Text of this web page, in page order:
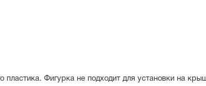
пластика. Фигурка не подходит для установки на